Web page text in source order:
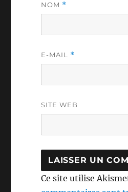
NOM *
E-MAIL *
SITE WEB
Ce site utilise